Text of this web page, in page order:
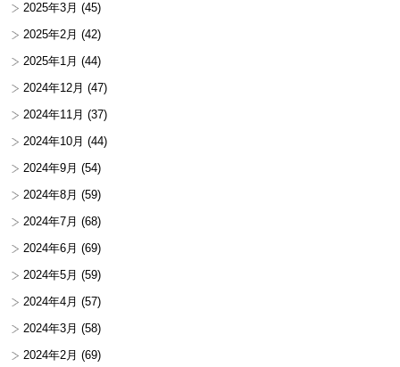
2025年3月 (45)
2025年2月 (42)
2025年1月 (44)
2024年12月 (47)
2024年11月 (37)
2024年10月 (44)
2024年9月 (54)
2024年8月 (59)
2024年7月 (68)
2024年6月 (69)
2024年5月 (59)
2024年4月 (57)
2024年3月 (58)
2024年2月 (69)